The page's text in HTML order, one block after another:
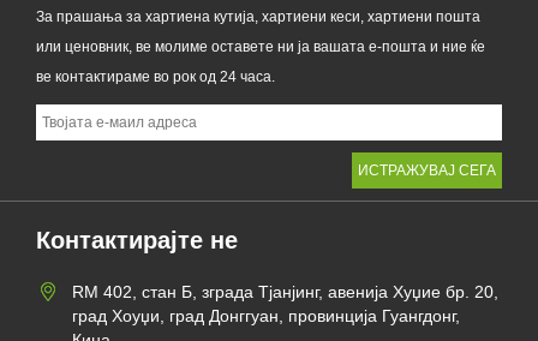
За прашања за хартиена кутија, хартиени кеси, хартиени пошта
или ценовник, ве молиме оставете ни ја вашата е-пошта и ние ќе
ве контактираме во рок од 24 часа.
Контактирајте не
RM 402, стан Б, зграда Тјанјинг, авенија Хуџие бр. 20,
град Хоуџи, град Донггуан, провинција Гуангдонг,